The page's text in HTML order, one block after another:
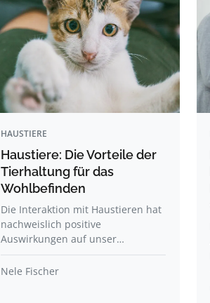
HAUSTIERE
Haustiere: Die Vorteile der
Tierhaltung für das
Wohlbefinden
Die Interaktion mit Haustieren hat
nachweislich positive
Auswirkungen auf unser…
Nele Fischer